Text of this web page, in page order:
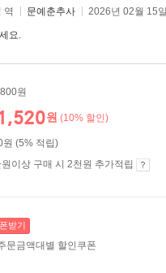
역 문예춘추사 2026년 02월 15일
요.
원
원 (10% 할인)
원 (5% 적립)
이상 구매 시 2천원 추가적립
받기
문금액대별 할인쿠폰